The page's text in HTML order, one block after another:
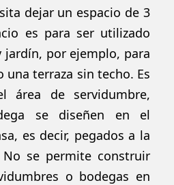
dejar un espacio de 3
es para ser utilizado
jardín, por ejemplo, para
una terraza sin techo. Es
área de servidumbre,
se diseñen en el
es decir, pegados a la
se permite construir
o bodegas en